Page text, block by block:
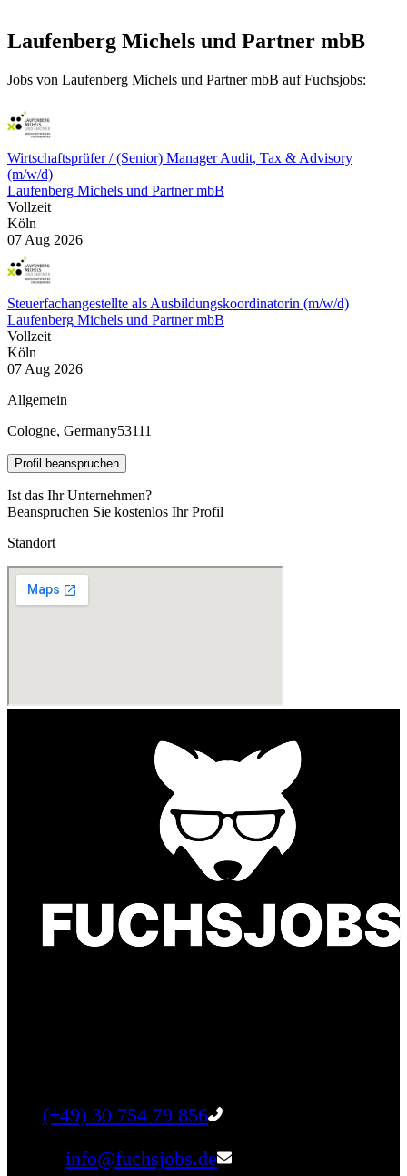
Laufenberg Michels und Partner mbB
Jobs von Laufenberg Michels und Partner mbB auf Fuchsjobs:
Wirtschaftsprüfer / (Senior) Manager Audit, Tax & Advisory
(m/w/d)
Laufenberg Michels und Partner mbB
Vollzeit
Köln
07 Aug 2026
Steuerfachangestellte als Ausbildungskoordinatorin (m/w/d)
Laufenberg Michels und Partner mbB
Vollzeit
Köln
07 Aug 2026
Allgemein
Cologne, Germany53111
Profil beanspruchen
Ist das Ihr Unternehmen?
Beanspruchen Sie kostenlos Ihr Profil
Standort
(+49) 30 754 79 856
info@fuchsjobs.de